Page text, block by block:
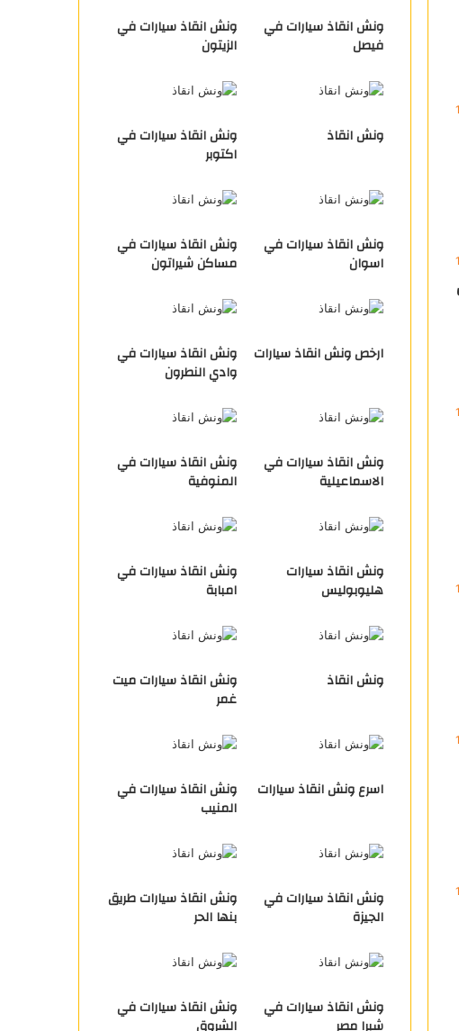
ونش انقاذ سيارات في
فيصل
ونش انقاذ سيارات في
الزيتون
ونش انقاذ
ونش انقاذ سيارات في
اكتوبر
ونش انقاذ سيارات في
اسوان
ونش انقاذ سيارات في
مساكن شيراتون
ارخص ونش انقاذ سيارات
ونش انقاذ سيارات في
وادي النطرون
ونش انقاذ سيارات في
الاسماعيلية
ونش انقاذ سيارات في
المنوفية
ونش انقاذ سيارات
هليوبوليس
ونش انقاذ سيارات في
امبابة
ونش انقاذ
ونش انقاذ سيارات ميت
غمر
اسرع ونش انقاذ سيارات
ونش انقاذ سيارات في
المنيب
ونش انقاذ سيارات في
الجيزة
ونش انقاذ سيارات طريق
بنها الحر
ونش انقاذ سيارات في
ونش انقاذ سيارات في